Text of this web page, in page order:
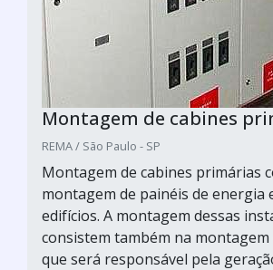
Montagem de cabines
REMA / São Paulo - SP
Montagem de cabines primárias
montagem de painéis de energia
edifícios. A montagem dessas
consistem também na montagem
que será responsável pela